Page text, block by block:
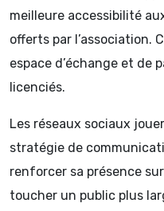
meilleure accessibilité
offerts par l’association.
espace d’échange et de
licenciés.
Les réseaux sociaux
stratégie de
renforcer sa présence
toucher un public plus